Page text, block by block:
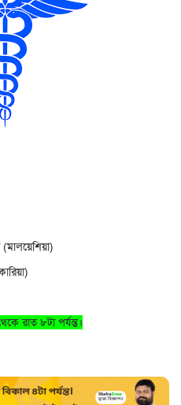
(মালয়েশিয়া)
রাত ৮টা পর্যন্ত।